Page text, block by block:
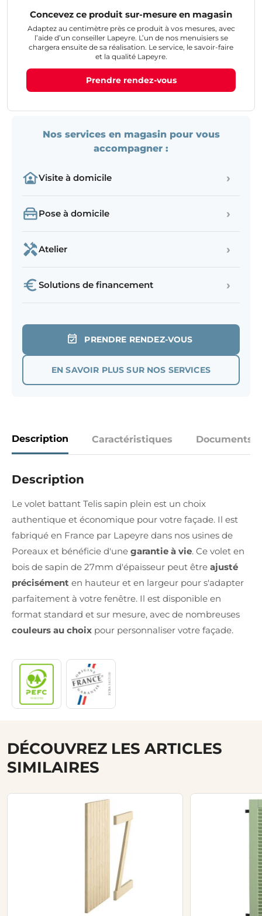
Concevez ce produit sur-mesure en magasin
Adaptez au centimètre près ce produit à vos mesures, avec
l’aide d’un conseiller Lapeyre. L’un de nos menuisiers se
chargera ensuite de sa réalisation. Le service, le savoir-faire
et la qualité Lapeyre.
Prendre rendez-vous
Nos services en magasin pour vous
accompagner :
Visite à domicile ›
Pose à domicile ›
Atelier ›
Solutions de financement ›
PRENDRE RENDEZ-VOUS
EN SAVOIR PLUS SUR NOS SERVICES
Description Caractéristiques Documents
Description
Le volet battant Telis sapin plein est un choix
authentique et économique pour votre façade. Il est
fabriqué en France par Lapeyre dans nos usines de
Poreaux et bénéficie d'une garantie à vie. Ce volet en
bois de sapin de 27mm d'épaisseur peut être ajusté
précisément en hauteur et en largeur pour s'adapter
parfaitement à votre fenêtre. Il est disponible en
format standard et sur mesure, avec de nombreuses
couleurs au choix pour personnaliser votre façade.
DÉCOUVREZ LES ARTICLES
SIMILAIRES